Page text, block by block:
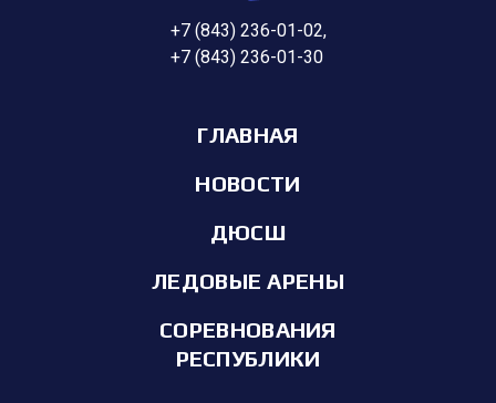
+7 (843) 236-01-02,
+7 (843) 236-01-30
ГЛАВНАЯ
НОВОСТИ
ДЮСШ
ЛЕДОВЫЕ АРЕНЫ
СОРЕВНОВАНИЯ
РЕСПУБЛИКИ